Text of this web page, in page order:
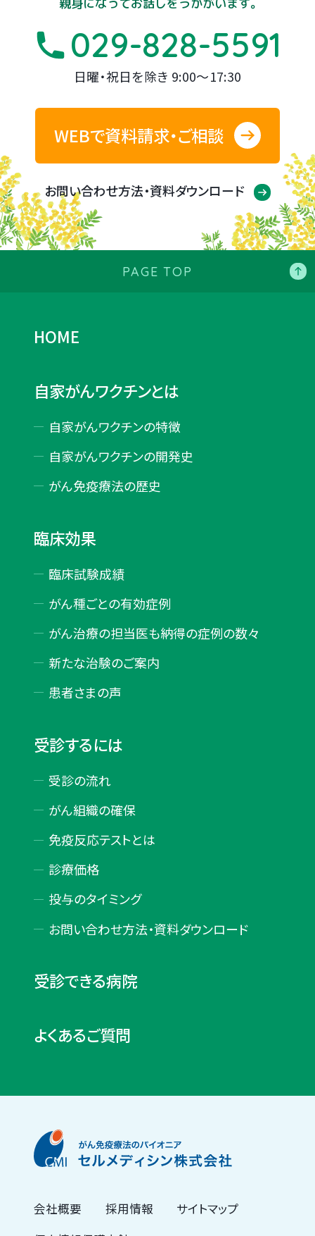
親身になってお話しをうかがいます。
029-828-5591
日曜・祝日を除き 9:00～17:30
WEBで資料請求・ご相談
お問い合わせ方法・資料ダウンロード
PAGE TOP
HOME
自家がんワクチンとは
自家がんワクチンの特徴
自家がんワクチンの開発史
がん免疫療法の歴史
臨床効果
臨床試験成績
がん種ごとの有効症例
がん治療の担当医も納得の症例の数々
新たな治験のご案内
患者さまの声
受診するには
受診の流れ
がん組織の確保
免疫反応テストとは
診療価格
投与のタイミング
お問い合わせ方法・資料ダウンロード
受診できる病院
よくあるご質問
会社概要 採用情報
サイトマップ